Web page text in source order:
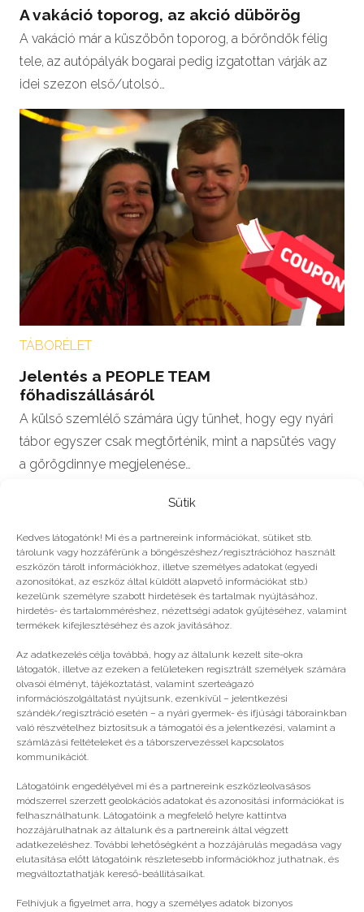
Sütik
Kedves látogatónk! Mi és a partnereink információkat, sütiket stb.
tárolunk vagy hozzáférünk a böngészéshez/regisztrációhoz használt
eszközön tárolt információkhoz, illetve személyes adatokat (egyedi
azonosítókat, az eszköz által küldött alapvető információkat stb.)
kezelünk személyre szabott hirdetések és tartalmak nyújtásához,
hirdetés- és tartalomméréshez, nézettségi adatok gyűjtéséhez, valamint
termékek kifejlesztéséhez és azok javításához.
Az adatkezelés célja továbbá, hogy az általunk kezelt site-okra
látogatók, illetve az ezeken a felületeken regisztrált személyek számára
olvasói élményt, tájékoztatást, valamint szerteágazó
információszolgáltatást nyújtsunk, ezenkívül – jelentkezési
szándék/regisztráció esetén – a nyári gyermek- és ifjúsági táborainkban
való részvételhez biztosítsuk a támogatói és a jelentkezési, valamint a
számlázási feltételeket és a táborszervezéssel kapcsolatos
kommunikációt.
Látogatóink engedélyével mi és a partnereink eszközleolvasásos
módszerrel szerzett geolokációs adatokat és azonosítási információkat is
felhasználhatunk. Látogatóink a megfelelő helyre kattintva
hozzájárulhatnak az általunk és a partnereink által végzett
adatkezeléshez. További lehetőségként a hozzájárulás megadása vagy
elutasítása előtt látogatóink részletesebb információkhoz juthatnak, és
megváltoztathatják kereső-beállításaikat.
Felhívjuk a figyelmet arra, hogy a személyes adatok bizonyos
A vakáció toporog, az akció dübörög
A vakáció már a küszöbön toporog, a bőröndök félig
tele, az autópályák bogarai pedig izgatottan várják az
idei szezon első/utolsó…
TÁBORÉLET
Jelentés a PEOPLE TEAM
főhadiszállásáról
A külső szemlélő számára úgy tűnhet, hogy egy nyári
tábor egyszer csak megtörténik, mint a napsütés vagy
a görögdinnye megjelenése…
egészség,életmód ,mozgás,people team,peopleteam,sport
sportok,sporttábor,testmozgás
Még több